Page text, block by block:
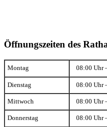
Öffnungszeiten des
Montag 08:00 Uhr
Dienstag 08:00 Uhr
Mittwoch 08:00 Uhr
Donnerstag 08:00 Uhr